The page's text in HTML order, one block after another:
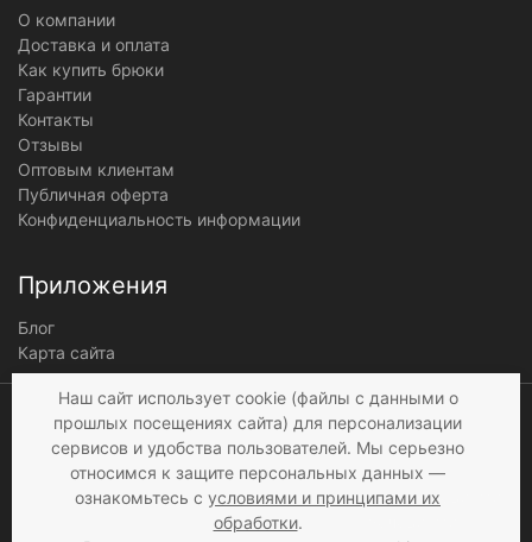
О компании
Доставка и оплата
Как купить брюки
Гарантии
Контакты
Отзывы
Оптовым клиентам
Публичная оферта
Конфиденциальность информации
Приложения
Блог
Карта сайта
© 1997 - 2026 «Мир брюк»
Мы получаем и
обрабатываем
персональные данные
посетителей нашего сайта в
соответствии сусловиями
а также c
Наш сайт использует cookie (файлы с данными о
прошлых посещениях сайта) для персонализации
сервисов и удобства пользователей. Мы серьезно
относимся к защите персональных данных —
ознакомьтесь с условиями и принципами их
обработки.